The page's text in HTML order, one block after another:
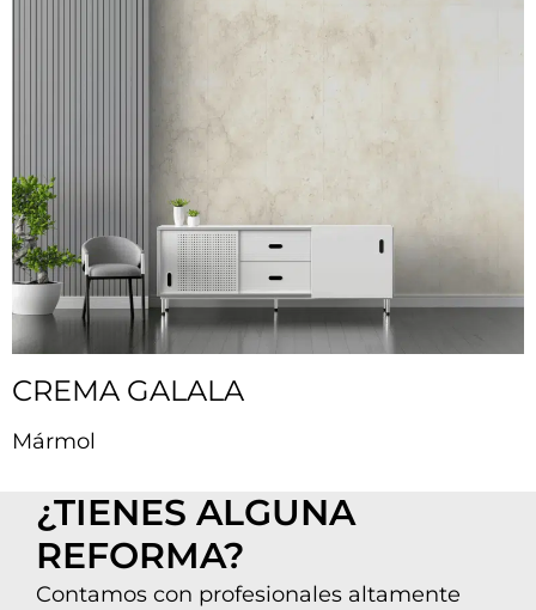
CREMA GALALA
Mármol
¿TIENES ALGUNA
REFORMA?
Contamos con profesionales altamente